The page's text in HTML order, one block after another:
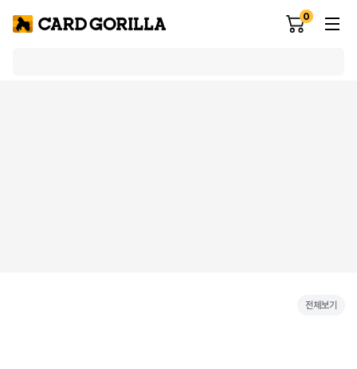
0
전체보기